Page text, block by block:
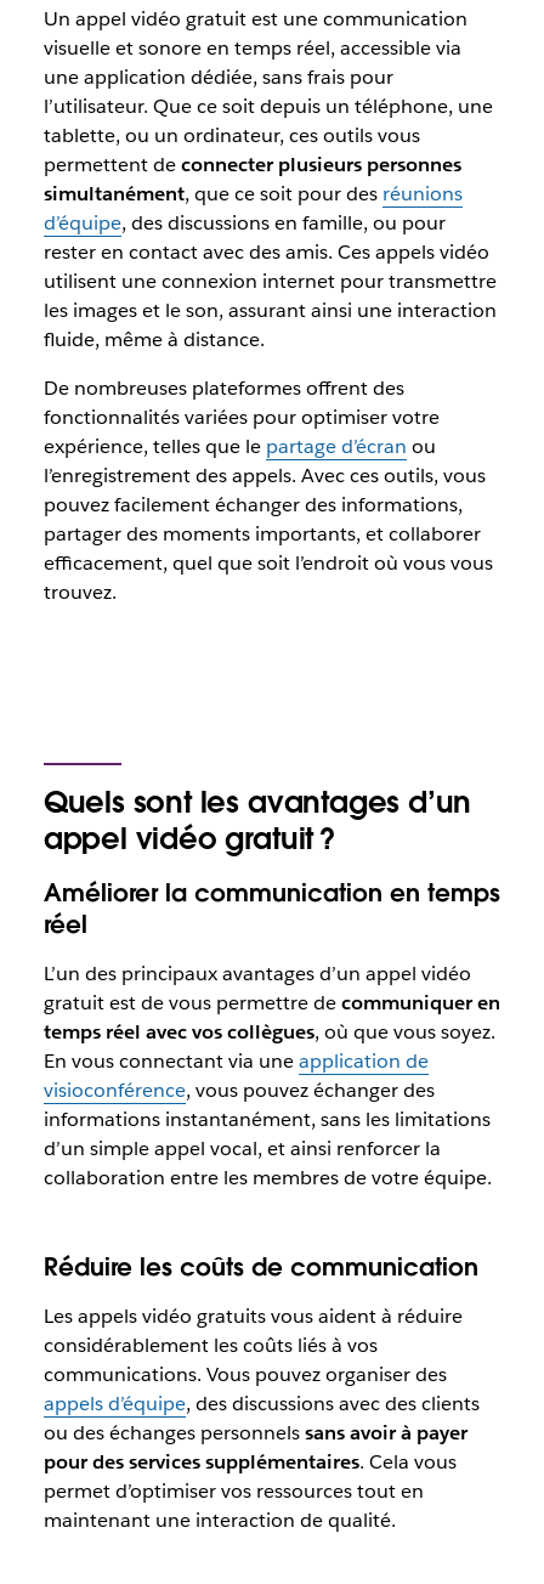
Un appel vidéo gratuit est une communication
visuelle et sonore en temps réel, accessible via
une application dédiée, sans frais pour
l’utilisateur. Que ce soit depuis un téléphone, une
tablette, ou un ordinateur, ces outils vous
permettent deconnecter plusieurs personnes
simultanément, que ce soit pour des réunions
d’équipe, des discussions en famille, ou pour
rester en contact avec des amis. Ces appels vidéo
utilisent une connexion internet pour transmettre
les images et le son, assurant ainsi une interaction
fluide, même à distance.
De nombreuses plateformes offrent des
fonctionnalités variées pour optimiser votre
expérience, telles que le partage d’écran ou
l’enregistrement des appels. Avec ces outils, vous
pouvez facilement échanger des informations,
partager des moments importants, et collaborer
efficacement, quel que soit l’endroit où vous vous
trouvez.
Quels sont les avantages d’un
appel vidéo gratuit ?
Améliorer la communication en temps
réel
L’un des principaux avantages d’un appel vidéo
gratuit est de vous permettre decommuniquer en
temps réel avec vos collègues, où que vous soyez.
En vous connectant via uneapplication de
visioconférence, vous pouvez échanger des
informations instantanément, sans les limitations
d’un simple appel vocal, et ainsi renforcer la
collaboration entre les membres de votre équipe.
Réduire les coûts de communication
Les appels vidéo gratuits vous aident à réduire
considérablement les coûts liés à vos
communications. Vous pouvez organiser des
appels d’équipe, des discussions avec des clients
ou des échanges personnelssans avoir à payer
pour des services supplémentaires. Cela vous
permet d’optimiser vos ressources tout en
maintenant une interaction de qualité.